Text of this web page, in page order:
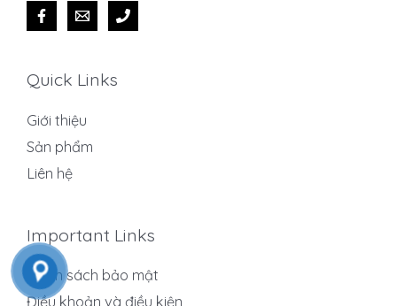
Quick Links
Giới thiệu
Sản phẩm
Liên hệ
Important Links
Chính sách bảo mật
Điều khoản và điều kiện